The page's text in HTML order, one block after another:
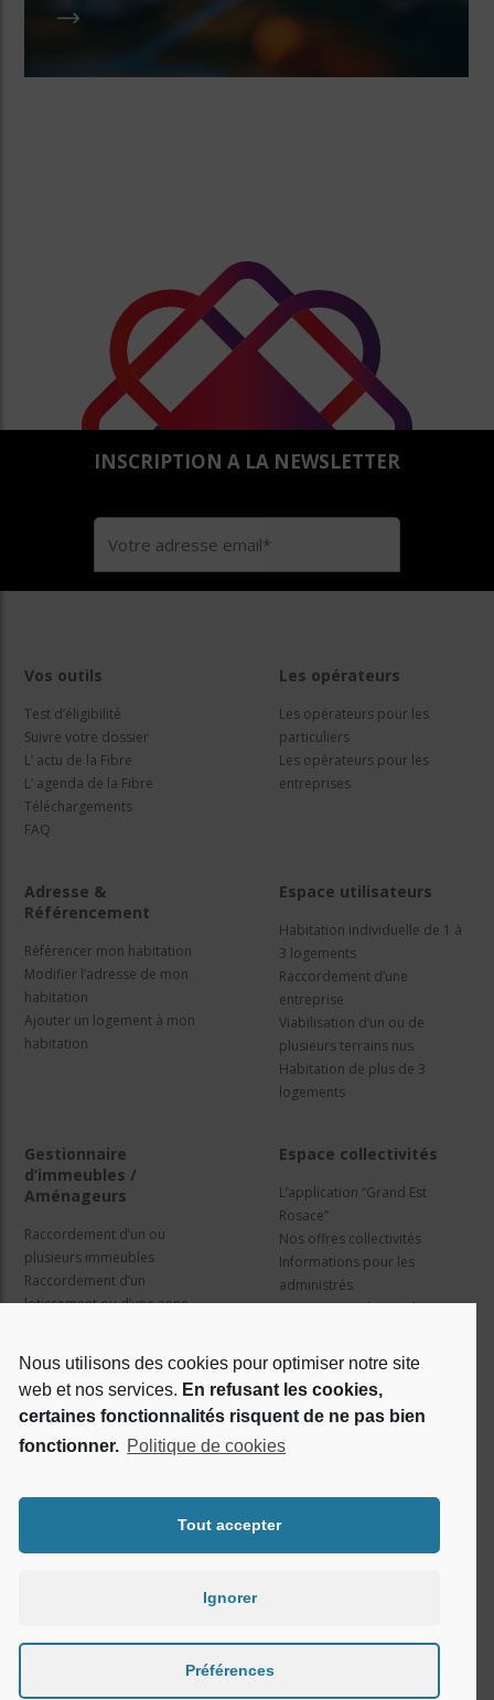
Nous utilisons des cookies pour optimiser notre site
web et nos services. En refusant les cookies,
certaines fonctionnalités risquent de ne pas bien
fonctionner. Politique de cookies
Tout accepter
Ignorer
Préférences
INSCRIPTION A LA NEWSLETTER
Vos outils
Test d’éligibilité
Suivre votre dossier
L’ actu de la Fibre
L’ agenda de la Fibre
Téléchargements
FAQ
Les opérateurs
Les opérateurs pour les
particuliers
Les opérateurs pour les
entreprises
Adresse &
Référencement
Référencer mon habitation
Modifier l’adresse de mon
habitation
Ajouter un logement à mon
habitation
Espace utilisateurs
Habitation individuelle de 1 à
3 logements
Raccordement d’une
entreprise
Viabilisation d’un ou de
plusieurs terrains nus
Habitation de plus de 3
logements
Gestionnaire
d’immeubles /
Aménageurs
Raccordement d’un ou
plusieurs immeubles
Raccordement d’un
lotissement ou d’une zone
Espace collectivités
L’application “Grand Est
Rosace”
Nos offres collectivités
Informations pour les
administrés
Travaux et cadre juridique
Qui sommes nous ?
Le projet Rosace
Réseaux sociaux